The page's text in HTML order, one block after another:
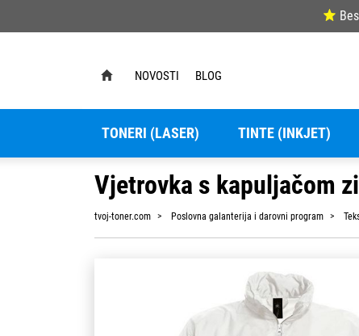
NOVOSTI BLOG
TONERI (LASER) TINTE (INKJET)
Vjetrovka s kapuljačom
tvoj-toner.com Poslovna galanterija i darovni program